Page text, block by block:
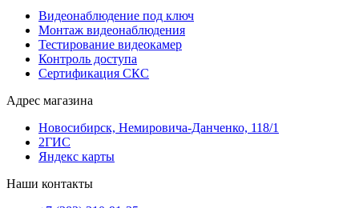
Видеонаблюдение под ключ
Монтаж видеонаблюдения
Тестирование видеокамер
Контроль доступа
Сертификация СКС
Адрес магазина
Новосибирск, Немировича-Данченко, 118/1
2ГИС
Яндекс карты
Наши контакты